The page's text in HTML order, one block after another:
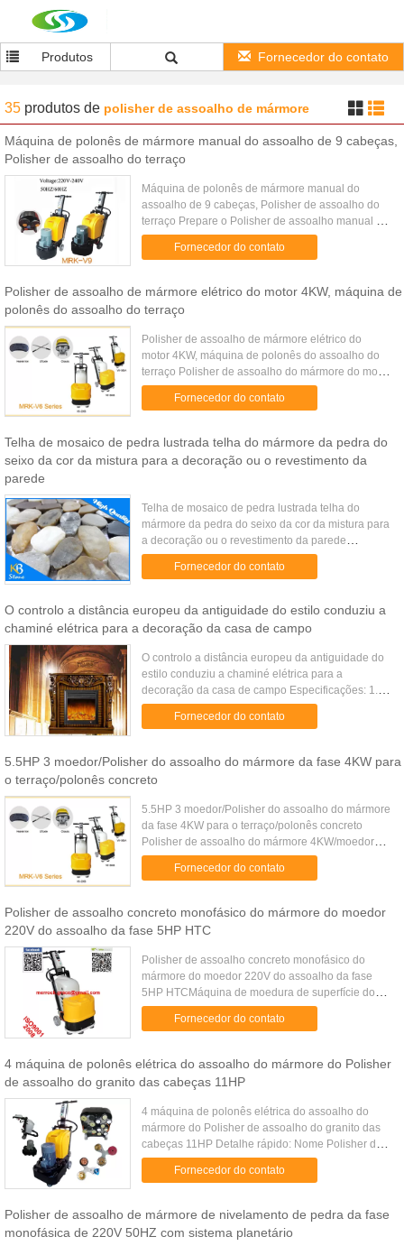
Produtos Fornecedor do contato
35 produtos de polisher de assoalho de mármore
Máquina de polonês de mármore manual do assoalho de 9 cabeças,
Polisher de assoalho do terraço
Máquina de polonês de mármore manual do
assoalho de 9 cabeças, Polisher de assoalho do
terraço Prepare o Polisher de assoalho manual do
terraço da superfície do mármore da máquina de
polonês Detalhe rápido: ...
Fornecedor do contato
Polisher de assoalho de mármore elétrico do motor 4KW, máquina de
polonês do assoalho do terraço
Polisher de assoalho de mármore elétrico do
motor 4KW, máquina de polonês do assoalho do
terraço Polisher de assoalho do mármore do motor
4KW/Polisher de assoalho manual com tomada
magnética do vácuo da placa ...
Fornecedor do contato
Telha de mosaico de pedra lustrada telha do mármore da pedra do
seixo da cor da mistura para a decoração ou o revestimento da
parede
Telha de mosaico de pedra lustrada telha do
mármore da pedra do seixo da cor da mistura para
a decoração ou o revestimento da parede
Descrição KBSTONE leva uma linha detalhada de
telhas e de mosaicos da parede ...
Fornecedor do contato
O controlo a distância europeu da antiguidade do estilo conduziu a
chaminé elétrica para a decoração da casa de campo
O controlo a distância europeu da antiguidade do
estilo conduziu a chaminé elétrica para a
decoração da casa de campo Especificações: 1.
Material principal: Madeira maciça, resina, MDF,
vidro de aço inoxidável...
Fornecedor do contato
5.5HP 3 moedor/Polisher do assoalho do mármore da fase 4KW para
o terraço/polonês concreto
5.5HP 3 moedor/Polisher do assoalho do mármore
da fase 4KW para o terraço/polonês concreto
Polisher de assoalho do mármore 4KW/moedor
trifásicos para o mármore/terraço/polonês concreto
Detalhe rápido: Nome 6 ...
Fornecedor do contato
Polisher de assoalho concreto monofásico do mármore do moedor
220V do assoalho da fase 5HP HTC
Polisher de assoalho concreto monofásico do
mármore do moedor 220V do assoalho da fase
5HP HTCMáquina de moedura de superfície do
granito do moedor do assoalho do terraço do porto
do vácuo V6Detalhe rápido...
Fornecedor do contato
4 máquina de polonês elétrica do assoalho do mármore do Polisher
de assoalho do granito das cabeças 11HP
4 máquina de polonês elétrica do assoalho do
mármore do Polisher de assoalho do granito das
cabeças 11HP Detalhe rápido: Nome Polisher de
assoalho do granito de 16 cabeças Aplicação
Mármore, granito, terraço, ...
Fornecedor do contato
Polisher de assoalho de mármore de nivelamento de pedra da fase
monofásica de 220V 50HZ com sistema planetário